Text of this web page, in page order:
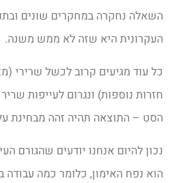
השאלה נחקרה במחקרים שונים
העקרונית היא שזה לא ממש משנה.
כל עוד מגיעים קרוב לכשל שרירי
חזרות נוספות) ונגרום לעייפות
הסט – התוצאה תהיה זהה מבחינת
נכון להיום אנחנו יודעים שהגורם
הוא נפח האימון, כלומר כמה עבודה